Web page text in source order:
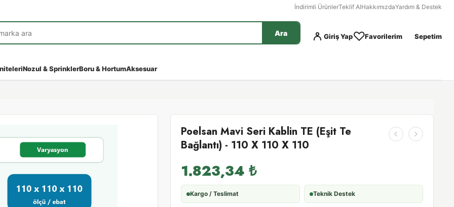
İndirimli ÜrünlerTeklif AlHakkımızdaYardım & Destek
Ara Giriş Yap Favorilerim Sepetim
Nozul & SprinklerBoru & HortumAksesuar
Poelsan Mavi Seri Kablin TE (Eşit Te
Bağlantı) - 110 X 110 X 110
1.823,34 ₺
Kargo / Teslimat Teknik Destek